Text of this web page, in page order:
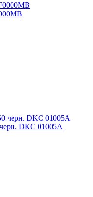
DKC 01005A